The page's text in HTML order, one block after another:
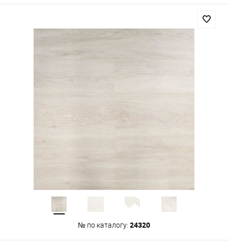
№ по каталогу: 24320